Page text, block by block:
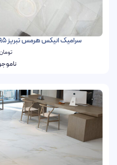
سرامیک انیکس هرمس تبریز 95 در 95 پرسلان فول پولیش
تومان
ناموجود